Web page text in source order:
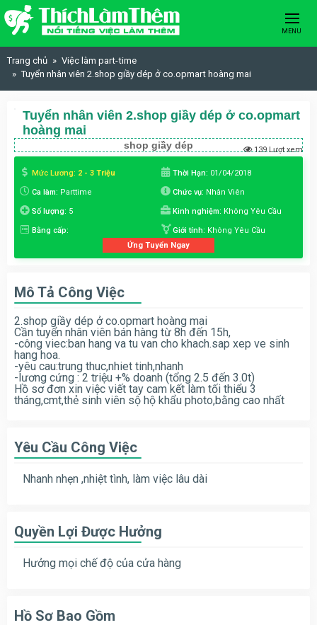
Skip to content
MENU
Trang chủ
Việc làm part-time
Tuyển nhân viên 2.shop giầy dép ở co.opmart hoàng mai
Tuyển nhân viên 2.shop giầy dép ở co.opmart
hoàng mai
shop giầy dép 139 Lượt xem
Mức Lương: 2 - 3 Triệu Thời Hạn: 01/04/2018
Ca làm: Parttime Chức vụ: Nhân Viên
Số lượng: 5 Kinh nghiệm: Không Yêu Cầu
Bằng cấp: Giới tính: Không Yêu Cầu
Ứng Tuyển Ngay
Mô Tả Công Việc
2.shop giầy dép ở co.opmart hoàng mai
Cần tuyển nhân viên bán hàng từ 8h đến 15h,
-công viec:ban hang va tu van cho khach.sap xep ve sinh
hang hoa.
-yêu cau:trung thuc,nhiet tinh,nhanh
-lương cứng : 2 triệu +% doanh (tổng 2.5 đến 3.0t)
Hồ sơ đơn xin việc viết tay cam kết làm tối thiểu 3
tháng,cmt,thẻ sinh viên sộ hộ khẩu photo,bằng cao nhất
Yêu Cầu Công Việc
Nhanh nhẹn ,nhiệt tình, làm việc lâu dài
Quyền Lợi Được Hưởng
Hưởng mọi chế độ của cửa hàng
Hồ Sơ Bao Gồm